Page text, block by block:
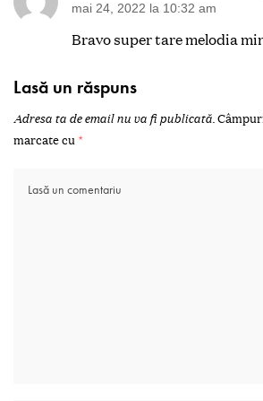
mai 24, 2022 la 10:32 am
Bravo super tare melodia
Lasă un răspuns
Adresa ta de email nu va fi publicată.
marcate cu *